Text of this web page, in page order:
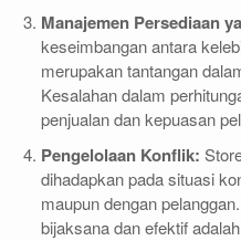
Manajemen Persediaan
keseimbangan antara
merupakan tantangan
Kesalahan dalam
penjualan dan kepuasan
Pengelolaan Konflik:
dihadapkan pada situasi
maupun dengan
bijaksana dan efektif